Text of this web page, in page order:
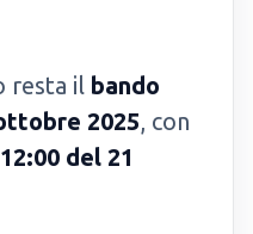
resta il bando
2025, con
12:00 del 21